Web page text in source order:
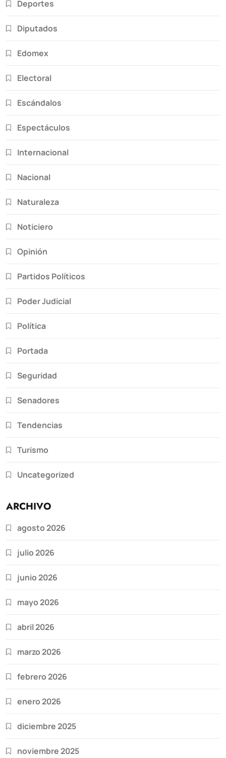
Deportes
Diputados
Edomex
Electoral
Escándalos
Espectáculos
Internacional
Nacional
Naturaleza
Noticiero
Opinión
Partidos Políticos
Poder Judicial
Política
Portada
Seguridad
Senadores
Tendencias
Turismo
Uncategorized
ARCHIVO
agosto 2026
julio 2026
junio 2026
mayo 2026
abril 2026
marzo 2026
febrero 2026
enero 2026
diciembre 2025
noviembre 2025